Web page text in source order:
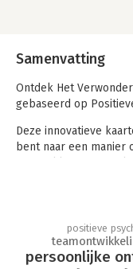
Samenvatting
Ontdek Het
gebaseerd op
Deze innovatieve
bent naar een manier
succes’, ‘een blik op
omgaan met
Verwonderkaartspel
persoonlijke
positieve